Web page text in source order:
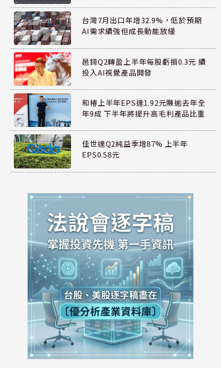
台灣7月出口年增32.9%，低於預期
AI需求續強但成長動能放緩
邑錡Q2轉盈上半年每股虧損0.3元 續
投入AI視覺產品開發
和椿上半年EPS達1.92元賺逾去年全
年9成 下半年將提升高毛利產品比重
佳世達Q2純益季增87% 上半年
EPS0.58元